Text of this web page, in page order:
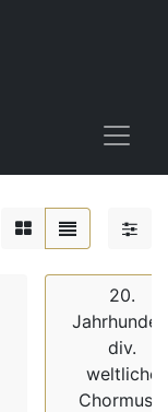
20.
div.
weltliche
Chormusik